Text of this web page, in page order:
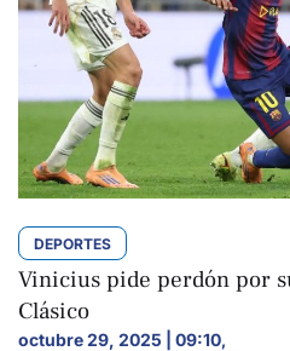
DEPORTES
Vinicius pide perdón por
Clásico
octubre 29, 2025 | 09:10,